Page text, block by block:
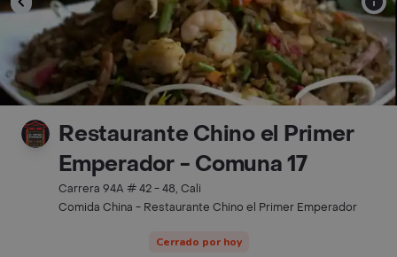
Restaurante Chino el Primer
Emperador - Comuna 17
Carrera 94A # 42 - 48, Cali
Comida China - Restaurante Chino el Primer Emperador
Cerrado por hoy